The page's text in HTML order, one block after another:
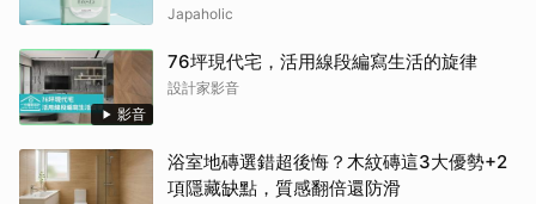
Japaholic
影音
76坪現代宅，活用線段編寫生活的旋律
設計家影音
浴室地磚選錯超後悔？木紋磚這3大優勢+2
項隱藏缺點，質感翻倍還防滑